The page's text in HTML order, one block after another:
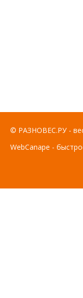
© РАЗНОВЕС.РУ -
WebCanape -